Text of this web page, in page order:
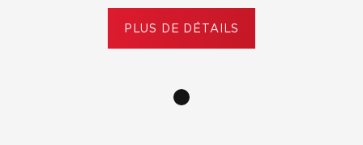
PLUS DE DÉTAILS
PLUS DE DÉTAILS
PLUS DE DÉTAILS